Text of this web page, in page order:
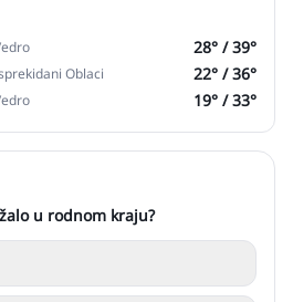
28° /39°
Oblaci 22° /36°
19° /33°
u rodnom kraju?